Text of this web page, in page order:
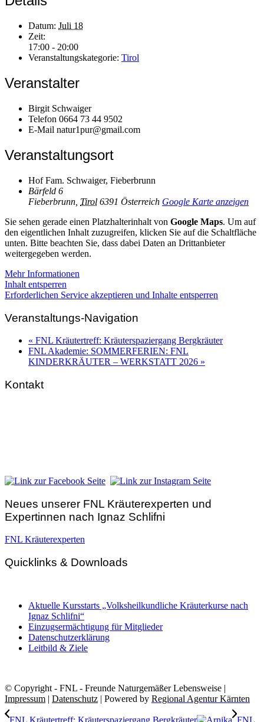
Datum: Juli 18
Zeit:
17:00 - 20:00
Veranstaltungskategorie: Tirol
Veranstalter
Birgit Schwaiger
Telefon 0664 73 44 9502
E-Mail natur1pur@gmail.com
Veranstaltungsort
Hof Fam. Schwaiger, Fieberbrunn
Bärfeld 6
Fieberbrunn Tirol 6391 Österreich Google Karte anzeigen
Sie sehen gerade einen Platzhalterinhalt von Google Maps. Um auf
den eigentlichen Inhalt zuzugreifen, klicken Sie auf die Schaltfläche
unten. Bitte beachten Sie, dass dabei Daten an Drittanbieter
weitergegeben werden.
Mehr Informationen
Inhalt entsperren
Erforderlichen Service akzeptieren und Inhalte entsperren
Veranstaltungs-Navigation
« FNL Kräutertreff: Kräuterspaziergang Bergkräuter
FNL Akademie: SOMMERFERIEN: FNL
KINDERKRÄUTER – WERKSTATT 2026 »
Kontakt
Neues unserer FNL Kräuterexperten und
Expertinnen nach Ignaz Schlifni
FNL Kräuterexperten
Quicklinks & Downloads
Aktuelle Kursstarts „Volksheilkundliche Kräuterkurse nach
Ignaz Schlifni“
Einzugsermächtigung für Mitglieder
Datenschutzerklärung
Leitbild & Ziele
© Copyright - FNL - Freunde Naturgemäßer Lebensweise |
Impressum | Datenschutz | Powered by Regional Agentur Kärnten
FNL Kräutertreff: Kräuterspaziergang Bergkräuter FNL